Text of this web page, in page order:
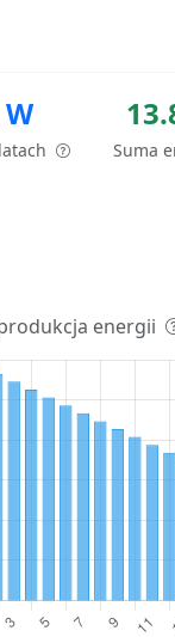
Suma
energii